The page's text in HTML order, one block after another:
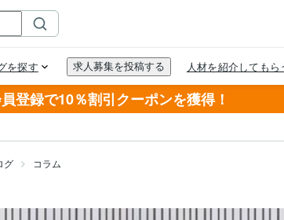
登録で10％割引クーポンを獲得！
グ コラム